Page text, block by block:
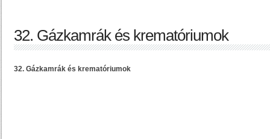
32. Gázkamrák és krematóriumok
32. Gázkamrák és krematóriumok